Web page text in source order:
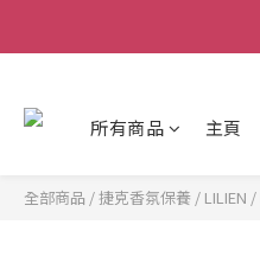
所有商品 主頁
全部商品 /捷克香氛保養 / LILIEN /